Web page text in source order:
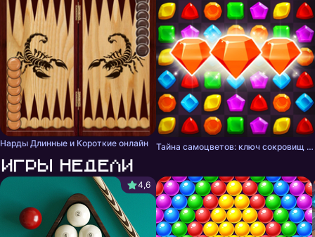
Нарды Длинные и Короткие онлайн Тайна самоцветов: ключ сокровищ - три в ряд
Игры недели
4,6